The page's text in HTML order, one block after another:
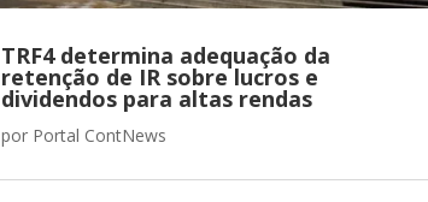
TRF4 determina adequação da
retenção de IR sobre lucros e
dividendos para altas rendas
por Portal ContNews